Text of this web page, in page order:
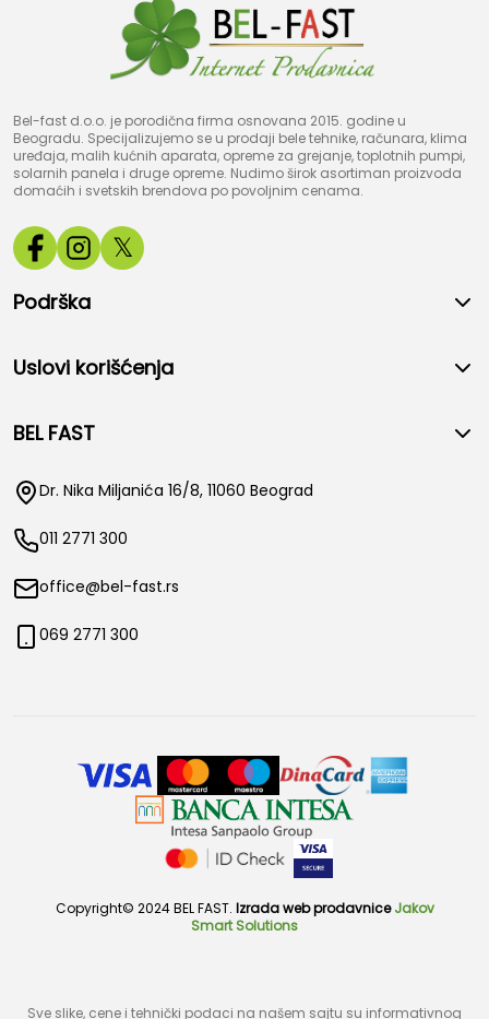
Bel-fast d.o.o. je porodična firma osnovana 2015. godine u
Beogradu. Specijalizujemo se u prodaji bele tehnike, računara, klima
uređaja, malih kućnih aparata, opreme za grejanje, toplotnih pumpi,
solarnih panela i druge opreme. Nudimo širok asortiman proizvoda
domaćih i svetskih brendova po povoljnim cenama.
𝕏
Podrška
Uslovi korišćenja
BEL FAST
Dr. Nika Miljanića 16/8, 11060 Beograd
011 2771 300
office@bel-fast.rs
069 2771 300
Copyright© 2024 BEL FAST. Izrada web prodavnice Jakov
Smart Solutions
Sve slike, cene i tehnički podaci na našem sajtu su informativnog